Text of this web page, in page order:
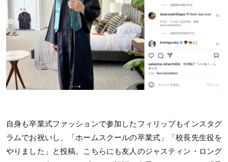
自身も卒業式ファッションで参加したフィリップもインスタグ
ラムでお祝いし、「ホームスクールの卒業式」「校長先生役を
やりました」と投稿。こちらにも友人のジャスティン・ロング